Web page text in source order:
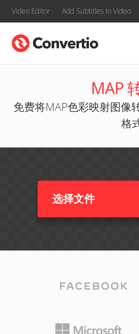
Video Editor Add Subtitles to Video
MAP
免费将MAP色彩映射图像
格
选择文件